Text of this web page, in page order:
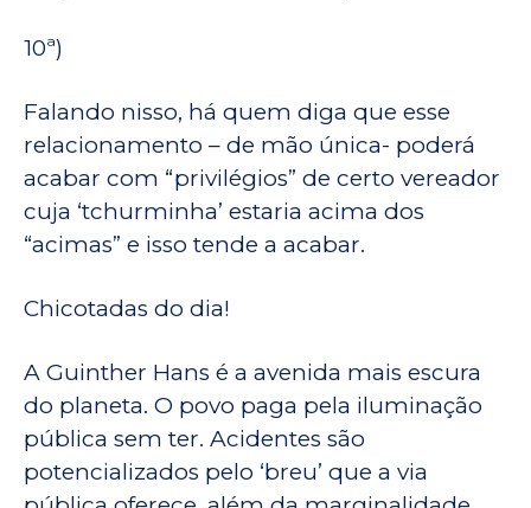
10ª)
Falando nisso, há quem diga que esse
relacionamento – de mão única- poderá
acabar com “privilégios” de certo vereador
cuja ‘tchurminha’ estaria acima dos
“acimas” e isso tende a acabar.
Chicotadas do dia!
A Guinther Hans é a avenida mais escura
do planeta. O povo paga pela iluminação
pública sem ter. Acidentes são
potencializados pelo ‘breu’ que a via